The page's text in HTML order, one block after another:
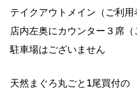
テイクアウトメイン（ご利
店内左奥にカウンター３席
駐車場はございません
天然まぐろ丸ごと1尾買付の